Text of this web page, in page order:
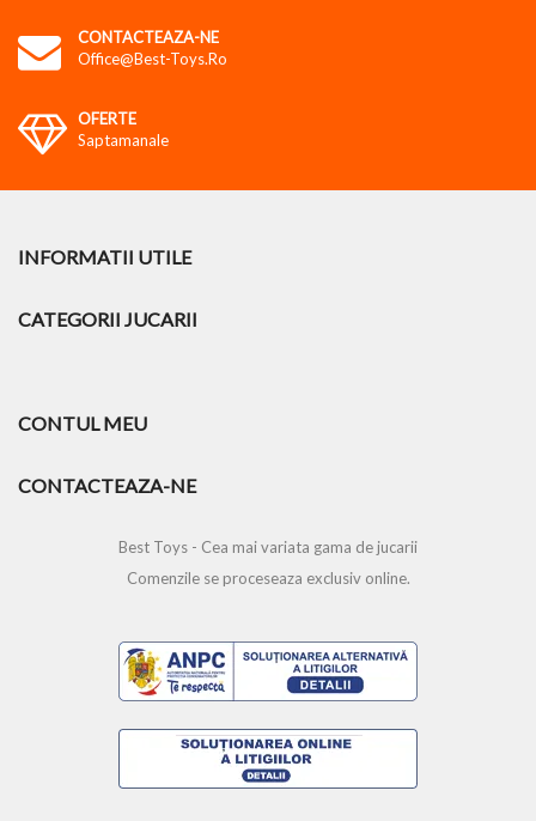
CONTACTEAZA-NE
Office@best-Toys.ro
OFERTE
Saptamanale
INFORMATII UTILE
CATEGORII JUCARII
CONTUL MEU
CONTACTEAZA-NE
Best Toys - Cea mai variata gama de jucarii
Comenzile se proceseaza exclusiv online.